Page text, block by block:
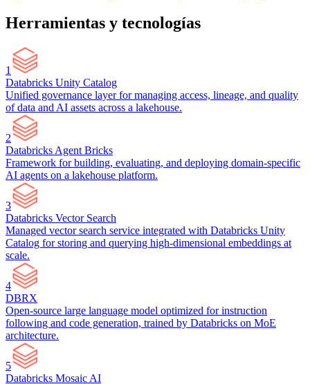
Herramientas y tecnologías
1
Databricks Unity Catalog
Unified governance layer for managing access, lineage, and quality
of data and AI assets across a lakehouse.
2
Databricks Agent Bricks
Framework for building, evaluating, and deploying domain-specific
AI agents on a lakehouse platform.
3
Databricks Vector Search
Managed vector search service integrated with Databricks Unity
Catalog for storing and querying high-dimensional embeddings at
scale.
4
DBRX
Open-source large language model optimized for instruction
following and code generation, trained by Databricks on MoE
architecture.
5
Databricks Mosaic AI